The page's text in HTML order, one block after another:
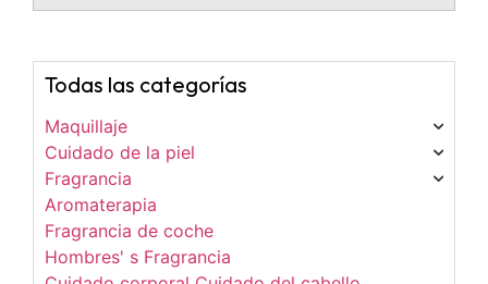
Todas las categorías
Maquillaje
Cuidado de la piel
Fragrancia
Aromaterapia
Fragrancia de coche
Hombres' s Fragrancia